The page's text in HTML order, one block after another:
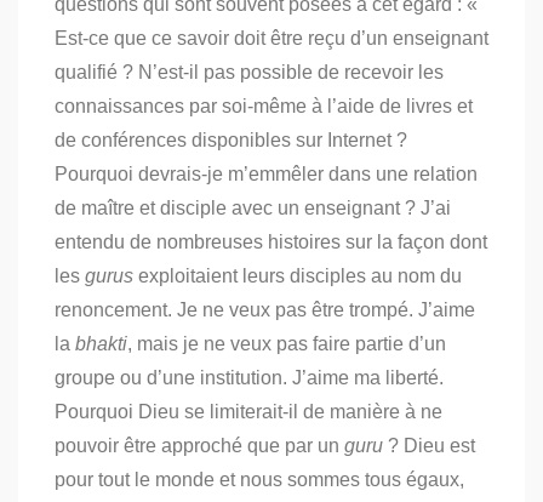
questions qui sont souvent posées à cet égard : «
Est-ce que ce savoir doit être reçu d’un enseignant
qualifié ? N’est-il pas possible de recevoir les
connaissances par soi-même à l’aide de livres et
de conférences disponibles sur Internet ?
Pourquoi devrais-je m’emmêler dans une relation
de maître et disciple avec un enseignant ? J’ai
entendu de nombreuses histoires sur la façon dont
les gurus exploitaient leurs disciples au nom du
renoncement. Je ne veux pas être trompé. J’aime
la bhakti, mais je ne veux pas faire partie d’un
groupe ou d’une institution. J’aime ma liberté.
Pourquoi Dieu se limiterait-il de manière à ne
pouvoir être approché que par un guru ? Dieu est
pour tout le monde et nous sommes tous égaux,